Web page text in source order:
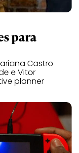
para
Castro
e Vitor
planner